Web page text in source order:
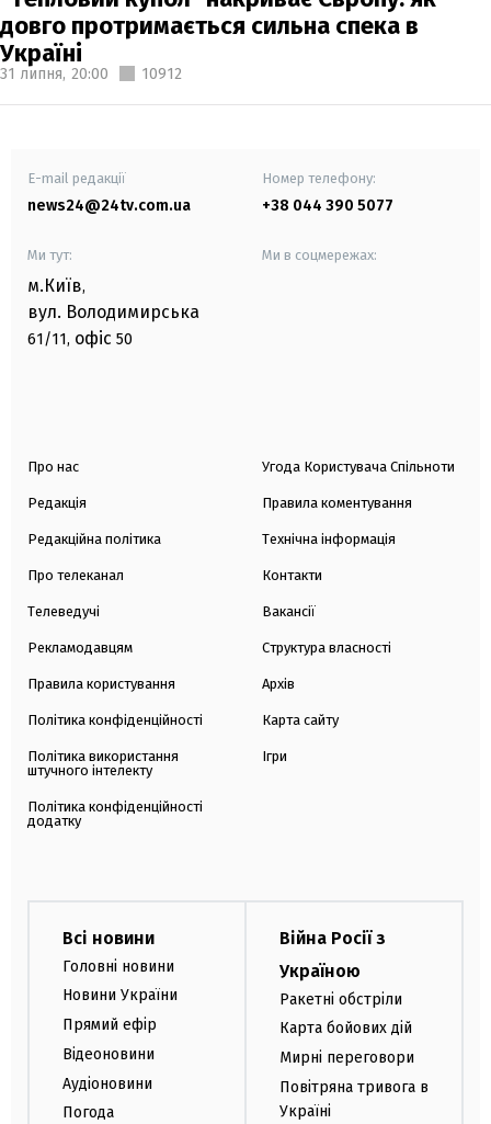
довго протримається сильна спека в
Україні
31 липня, 20:00 10912
E-mail редакції
news24@24tv.com.ua
Номер телефону:
+38 044 390 5077
Ми тут:
м.Київ,
вул. Володимирська
61/11, офіс 50
Ми в соцмережах:
Про нас
Редакція
Редакційна політика
Про телеканал
Телеведучі
Рекламодавцям
Правила користування
Політика конфіденційності
Політика використання
штучного інтелекту
Політика конфіденційності
додатку
Угода Користувача Спільноти
Правила коментування
Технічна інформація
Контакти
Вакансії
Структура власності
Архів
Карта сайту
Ігри
Всі новини
Головні новини
Новини України
Прямий ефір
Відеоновини
Аудіоновини
Погода
Війна Росії з
Україною
Ракетні обстріли
Карта бойових дій
Мирні переговори
Повітряна тривога в
Україні